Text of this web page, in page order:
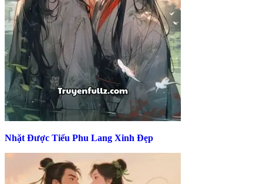
Nhặt Được Tiểu Phu Lang Xinh Đẹp